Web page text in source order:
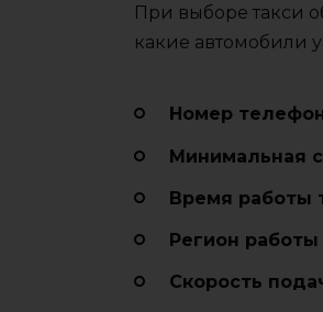
При выборе такси
какие автомобили
Номер
Минимальная
Время работы
Регион
Cкорость